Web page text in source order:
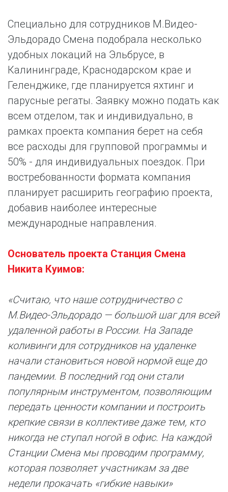
Специально для сотрудников М.Видео-
Эльдорадо Смена подобрала несколько
удобных локаций на Эльбрусе, в
Калининграде, Краснодарском крае и
Геленджике, где планируется яхтинг и
парусные регаты. Заявку можно подать как
всем отделом, так и индивидуально, в
рамках проекта компания берет на себя
все расходы для групповой программы и
50% - для индивидуальных поездок. При
востребованности формата компания
планирует расширить географию проекта,
добавив наиболее интересные
международные направления.
Основатель проекта Станция Смена
Никита Куимов:
«Считаю, что наше сотрудничество с
М.Видео-Эльдорадо — большой шаг для всей
удаленной работы в России. На Западе
коливинги для сотрудников на удаленке
начали становиться новой нормой еще до
пандемии. В последний год они стали
популярным инструментом, позволяющим
передать ценности компании и построить
крепкие связи в коллективе даже тем, кто
никогда не ступал ногой в офис. На каждой
Станции Смена мы проводим программу,
которая позволяет участникам за две
недели прокачать «гибкие навыки»